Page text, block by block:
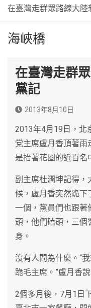
在臺灣走群眾路線大陸
海峽橋
在臺灣走群
黨記
2013年8月10日
2013年4月19日，北
党主席盧月香頂著雨
是抬著花圈的近百名
副主席杜潤坤記得，
候，盧月香突然跪下
一個，黨員們也跟著
頭，他們磕頭，三個
身。
沒有人問為什麼。“
跪毛主席。”盧月香說
2個多月後，7月1日